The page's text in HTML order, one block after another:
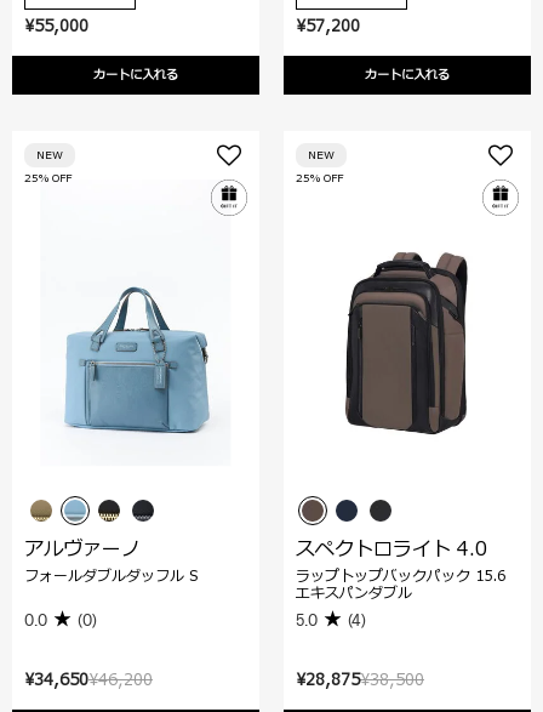
¥55,000
カートに入れる
¥57,200
カートに入れる
¥46,200
¥34,650
25% OFF
NEW
アルヴァーノ
フォールダブルダッフル S
0.0 (0)
¥38,500
¥28,875
25% OFF
NEW
スペクトロライト 4.0
ラップトップバックパック 15.6
エキスパンダブル
5.0 (4)